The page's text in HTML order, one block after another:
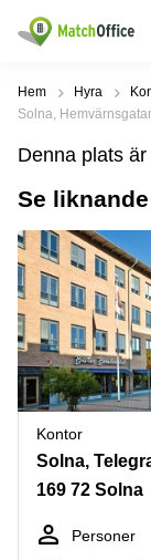
Hyra / hyra ut
Kategorier
Kontor
Kontorshotell
Coworking
space
Lagerlokaler
Industrilokaler
Butikslokaler
Verkstad
Mötesrum
kontor
Populära
Städer
Stockholm
Göteborg
Malmö
Uppsala
Norrköping
Östermalm
Skåne
Vasastan
Populära
sökningar
Kontorshotell
Stockholm
Hyra lokal
Stockholm
Kontorshotell
Göteborg
Coworking
Stockholm
Kontorshotell
Malmö
Coworking
Hjälp
Om oss
Bli hyresvärd
Pris
Logga in
Hem Hyra
Solna,
Denna plats är
Se
Kontor
Solna,
169 72 Solna
Personer